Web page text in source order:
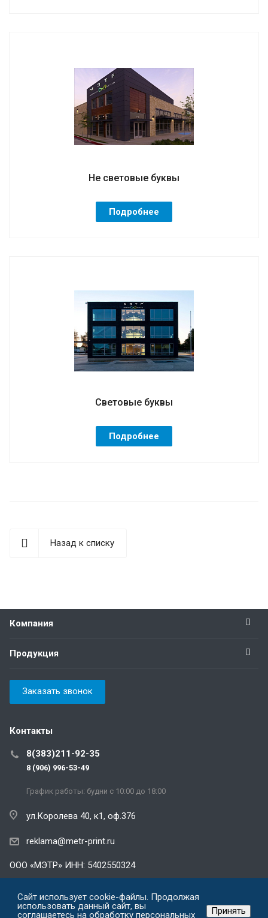
Не световые буквы
Подробнее
Световые буквы
Подробнее
Назад к списку
Компания
Продукция
Заказать звонок
Контакты
8(383)211-92-35
8 (906) 996-53-49
График работы: будни с 10:00 до 18:00
ул.Королева 40, к1, оф.376
reklama@metr-print.ru
ООО «МЭТР» ИНН: 5402550324
Сайт использует cookie-файлы. Продолжая
использовать данный сайт, вы
соглашаетесь на обработку персональных Принять